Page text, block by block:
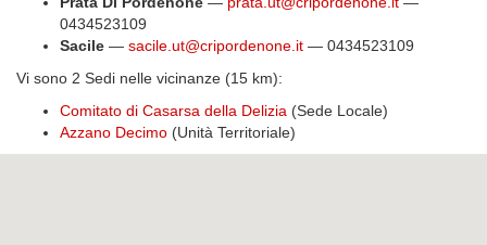
0434523109
Sacile — sacile.ut@cripordenone.it — 0434523109
Vi sono 2 Sedi nelle vicinanze (15 km):
Comitato di Casarsa della Delizia (Sede Locale)
Azzano Decimo (Unità Territoriale)